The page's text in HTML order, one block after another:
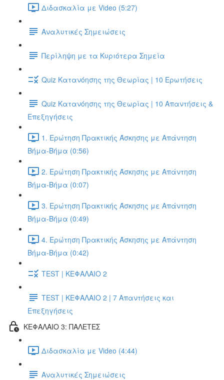
Διδασκαλία με Video (5:27)
Αναλυτικές Σημειώσεις
Περίληψη με τα Κυριότερα Σημεία
Quiz Κατανόησης της Θεωρίας | 10 Ερωτήσεις
Quiz Κατανόησης της Θεωρίας | 10 Απαντήσεις &
Επεξηγήσεις
1. Ερώτηση Πρακτικής Άσκησης με Απάντηση
Βήμα-Βήμα (0:56)
2. Ερώτηση Πρακτικής Άσκησης με Απάντηση
Βήμα-Βήμα (0:07)
3. Ερώτηση Πρακτικής Άσκησης με Απάντηση
Βήμα-Βήμα (0:49)
4. Ερώτηση Πρακτικής Άσκησης με Απάντηση
Βήμα-Βήμα (0:42)
TEST | ΚΕΦΑΛΑΙΟ 2
TEST | ΚΕΦΑΛΑΙΟ 2 | 7 Απαντήσεις και
Επεξηγήσεις
ΚΕΦΑΛΑΙΟ 3: ΠΑΛΕΤΕΣ
Διδασκαλία με Video (4:44)
Αναλυτικές Σημειώσεις